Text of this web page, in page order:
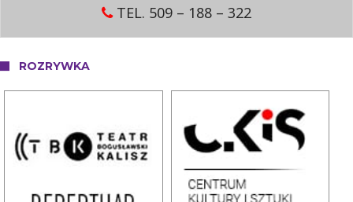
TEL. 509 – 188 – 322
ROZRYWKA